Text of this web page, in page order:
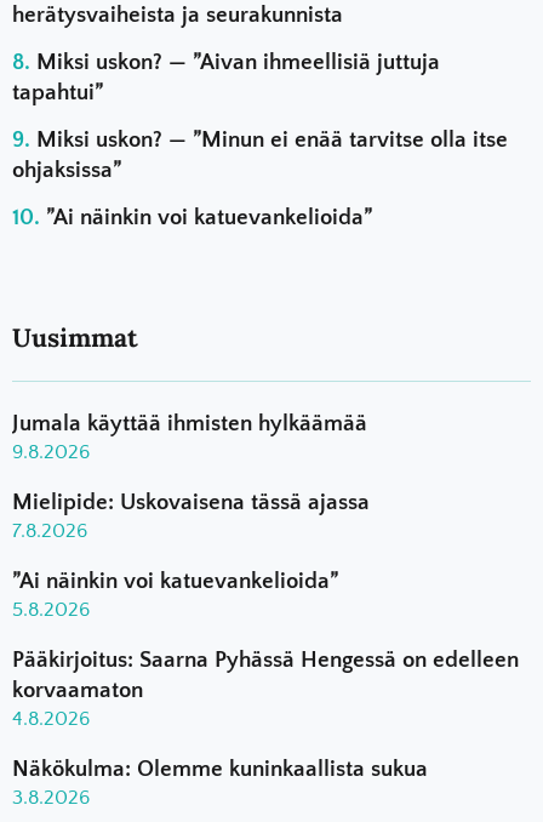
herätysvaiheista ja seurakunnista
Miksi uskon? — ”Aivan ihmeellisiä juttuja
tapahtui”
Miksi uskon? — ”Minun ei enää tarvitse olla itse
ohjaksissa”
”Ai näinkin voi katuevankelioida”
Uusimmat
Jumala käyttää ihmisten hylkäämää
9.8.2026
Mielipide: Uskovaisena tässä ajassa
7.8.2026
”Ai näinkin voi katuevankelioida”
5.8.2026
Pääkirjoitus: Saarna Pyhässä Hengessä on edelleen
korvaamaton
4.8.2026
Näkökulma: Olemme kuninkaallista sukua
3.8.2026